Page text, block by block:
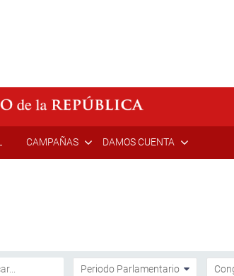
CAMPAÑAS DAMOS CUENTA